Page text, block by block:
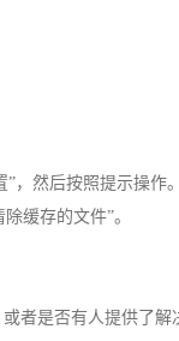
，然后按照提示操作。
缓存的文件”。
者是否有人提供了解